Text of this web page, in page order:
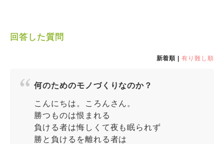
回答した質問
新着順 |有り難し順
何のためのモノづくりなのか？
こんにちは。ころんさん。
勝つものは恨まれる
負ける者は悔しくて夜も眠られず
勝と負けるを離れる者は